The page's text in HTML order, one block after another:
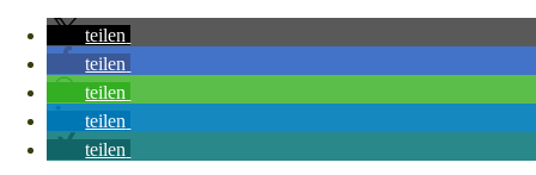
teilen
teilen
teilen
teilen
teilen